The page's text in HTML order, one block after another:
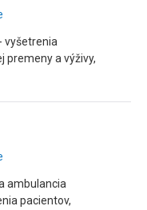
vyšetrenia
premeny a výživy,
ambulancia
pacientov,